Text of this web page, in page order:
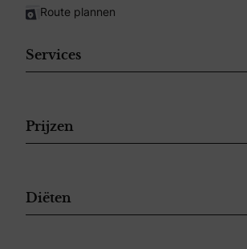
Route plannen
Services
Prijzen
Diëten